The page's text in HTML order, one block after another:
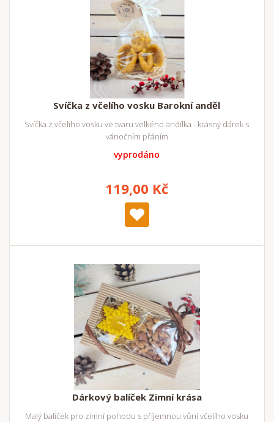
Svíčka z včelího vosku Barokní anděl
Svíčka z včelího vosku ve tvaru velkého andílka - krásný dárek s
vánočním přáním
vyprodáno
119,00 Kč
Dárkový balíček Zimní krása
Malý balíček pro zimní pohodu s příjemnou vůní včelího vosku